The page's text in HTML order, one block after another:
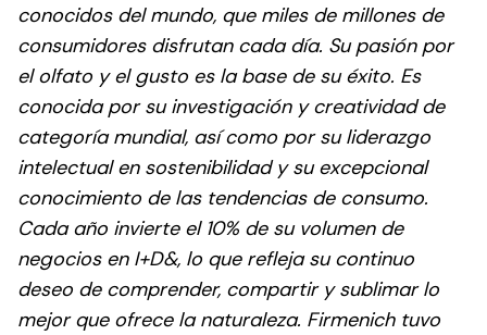
conocidos del mundo, que miles de millones de
consumidores disfrutan cada día. Su pasión por
el olfato y el gusto es la base de su éxito. Es
conocida por su investigación y creatividad de
categoría mundial, así como por su liderazgo
intelectual en sostenibilidad y su excepcional
conocimiento de las tendencias de consumo.
Cada año invierte el 10% de su volumen de
negocios en I+D&, lo que refleja su continuo
deseo de comprender, compartir y sublimar lo
mejor que ofrece la naturaleza. Firmenich tuvo